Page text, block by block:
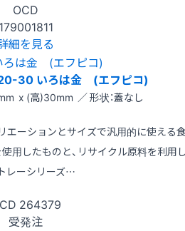
OCD
179001811
細を見る
30 いろは金 (エフピコ)
x (高)30mm ／ 形状：蓋なし
エーションとサイズで汎用的に使える
用したものと、リサイクル原料を利用
レーシリーズ…
264379
受発注